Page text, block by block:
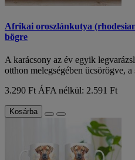
Afrikai oroszlánkutya
bögre
A karácsony az év egyik
otthon melegségében ücsörögve, a
3.290 Ft ÁFA nélkül: 2.591 Ft
Kosárba